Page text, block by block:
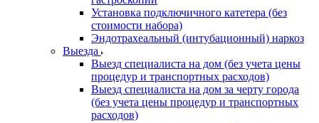
Установка подключичного катетера (без
стоимости набора)
Эндотрахеальный (интубационный) наркоз
Выезда
Выезд специалиста на дом (без учета цены
процедур и транспортных расходов)
Выезд специалиста на дом за черту города
(без учета цены процедур и транспортных
расходов)